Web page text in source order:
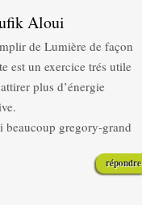
Aloui
de Lumière de façon
est un exercice trés utile
plus d’énergie
beaucoup gregory-grand
répondre